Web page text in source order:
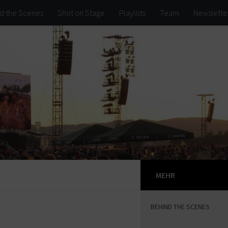
the Scenes Shot on Stage Playlists Team
MEHR
BEHIND THE SCENES